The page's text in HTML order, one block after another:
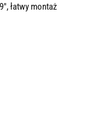
łatwy montaż